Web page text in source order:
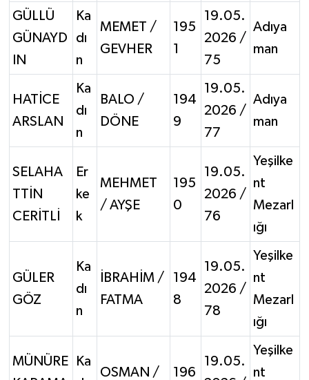
GÜLLÜ
GÜNAYD
IN
Ka
dı
n
MEMET /
GEVHER
195
1
19.05.
2026 /
75
Adıya
man
HATİCE
ARSLAN
Ka
dı
n
BALO /
DÖNE
194
9
19.05.
2026 /
77
Adıya
man
SELAHA
TTİN
CERİTLİ
Er
ke
k
MEHMET
/ AYŞE
195
0
19.05.
2026 /
76
Yeşilke
nt
Mezarl
ığı
GÜLER
GÖZ
Ka
dı
n
İBRAHİM /
FATMA
194
8
19.05.
2026 /
78
Yeşilke
nt
Mezarl
ığı
MÜNÜRE
Ka
OSMAN /
196
19.05.
Yeşilke
nt